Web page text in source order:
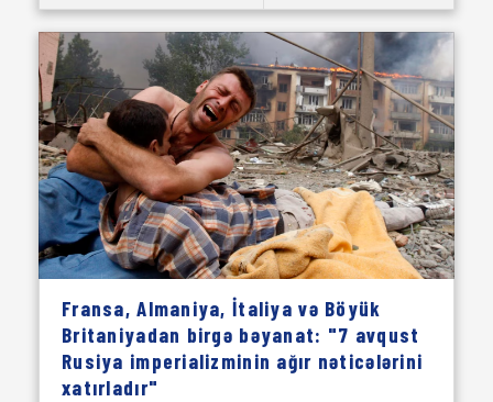
Fransa, Almaniya, İtaliya və Böyük
Britaniyadan birgə bəyanat: "7 avqust
Rusiya imperializminin ağır nəticələrini
xatırladır"